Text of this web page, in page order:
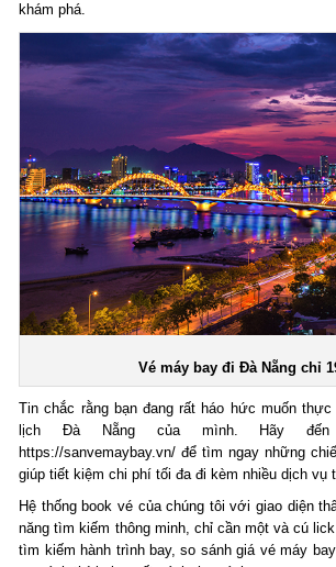
khám phá.
Vé máy bay đi Đà Nẵng chỉ
Tin chắc rằng bạn đang rất háo hức muốn
lịch Đà Nẵng của mình. Hãy
https://sanvemaybay.vn/ để tìm ngay những
giúp tiết kiệm chi phí tối đa đi kèm nhiều dịch vụ
Hệ thống book vé của chúng tôi với giao diện
năng tìm kiếm thông minh, chỉ cần một và cú
tìm kiếm hành trình bay, so sánh giá vé máy